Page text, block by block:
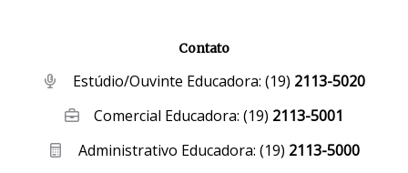
Contato
Estúdio/Ouvinte Educadora: (19) 2113-5020
Comercial Educadora:(19) 2113-5001
Administrativo Educadora: (19) 2113-5000